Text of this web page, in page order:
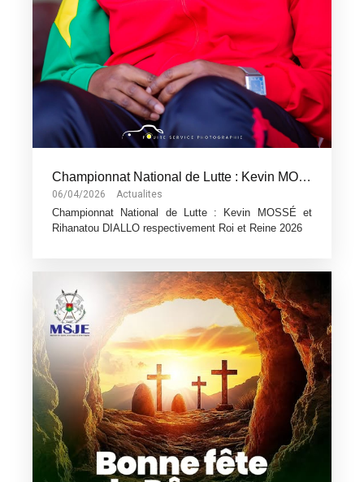
Championnat National de Lutte : Kevin MOSSÉ et Rihanatou DIALLO respectivement Roi et Reine 2026
06/04/2026 Actualites
Championnat National de Lutte : Kevin MOSSÉ et
Rihanatou DIALLO respectivement Roi et Reine 2026